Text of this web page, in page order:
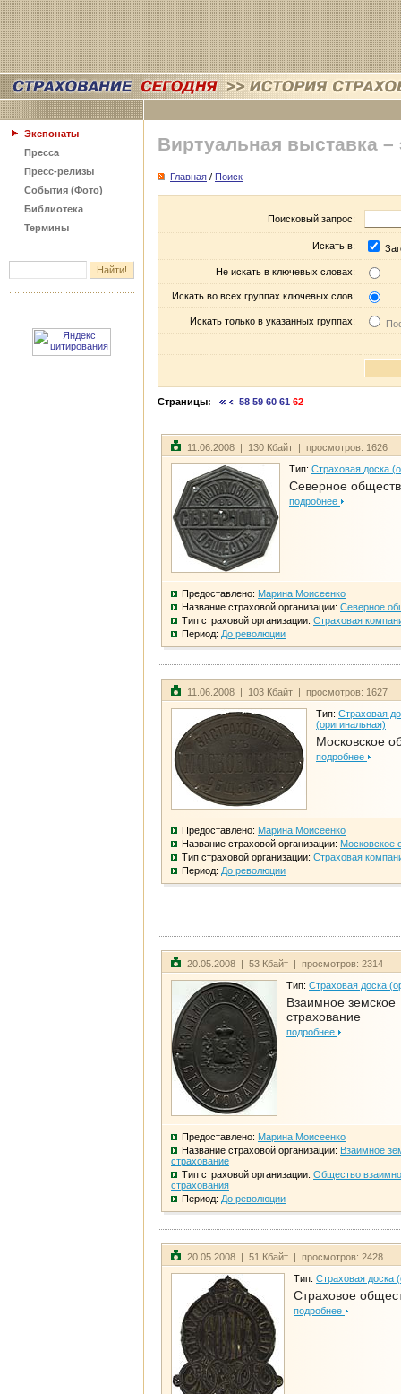
Экспонаты
Пресса
Пресс-релизы
События (Фото)
Библиотека
Термины
Виртуальная выставка –
Главная / Поиск
Поисковый запрос:
Искать в:
Не искать в ключевых словах:
Искать во всех группах ключевых слов:
Искать только в указанных группах:
Страницы: 58 59 60 61 62
11.06.2008 | 130 Кбайт | просмотров: 1626
Тип: Страховая доска
Северное
подробнее
Предоставлено: Марина Моисеенко
Название страховой организации: Северное
Тип страховой организации: Страховая
Период: До революции
11.06.2008 | 103 Кбайт | просмотров: 1627
Тип: Страховая
(оригинальная)
Московское
подробнее
Предоставлено: Марина Моисеенко
Название страховой организации: Московское
Тип страховой организации: Страховая
Период: До революции
20.05.2008 | 53 Кбайт | просмотров: 2314
Тип: Страховая доска
Взаимное земское
страхование
подробнее
Предоставлено: Марина Моисеенко
Название страховой организации: Взаимное
страхование
Тип страховой организации: Общество
страхования
Период: До революции
20.05.2008 | 51 Кбайт | просмотров: 2428
Тип: Страховая доска
Страховое
подробнее